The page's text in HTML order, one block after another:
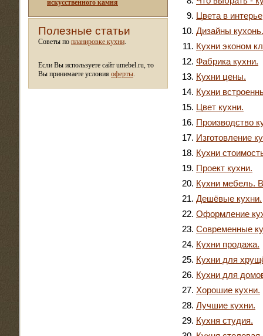
искусственного камня
Полезные статьи
Советы по планировке кухни.
Если Вы используете сайт umebel.ru, то
Вы принимаете условия оферты.
Цвета в
Дизайны
Кухни эконом
Фабрика кухни.
Кухни цены.
Кухни
Цвет кухни.
Производство
Изготовление
Кухни
Проект кухни.
Кухни мебель.
Дешёвые кухни.
Оформление
Современные
Кухни продажа.
Кухни для
Кухни для
Хорошие кухни.
Лучшие кухни.
Кухня студия.